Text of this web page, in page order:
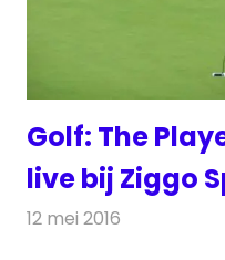
Golf: The
live bij Ziggo
12 mei 2016